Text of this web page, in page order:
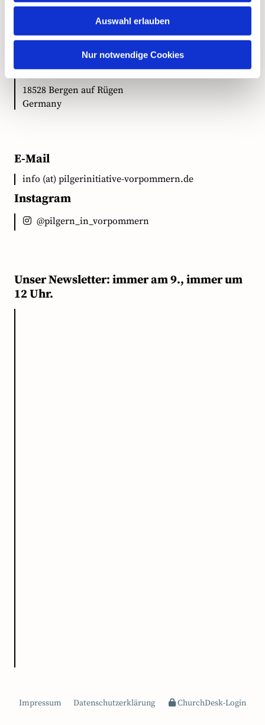
Auswahl erlauben
Nur notwendige Cookies
Anschrift
Ökumenische Pilgerinitiative Vorpommern e.V.
Clementstr. 1
18528 Bergen auf Rügen
Germany
E-Mail
info (at) pilgerinitiative-vorpommern.de
Instagram
@pilgern_in_vorpommern
Unser Newsletter: immer am 9., immer um
12 Uhr.
Impressum Datenschutzerklärung ChurchDesk-Login